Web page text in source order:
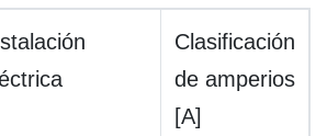
Clasificación
de amperios
[A]